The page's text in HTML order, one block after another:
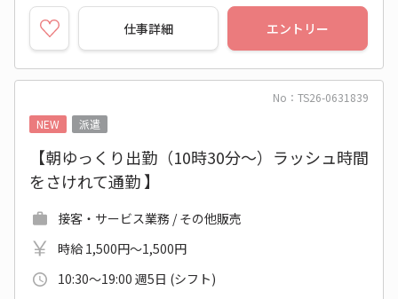
仕事詳細 エントリー
No：TS26-0631839
NEW
派遣
【朝ゆっくり出勤（10時30分～）ラッシュ時間
をさけれて通勤 】
接客・サービス業務 / その他販売
時給 1,500円～1,500円
10:30～19:00 週5日 (シフト)